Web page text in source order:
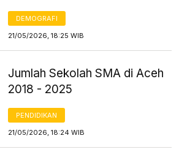
DEMOGRAFI
21/05/2026, 18:25 WIB
Jumlah Sekolah SMA di Aceh
2018 - 2025
PENDIDIKAN
21/05/2026, 18:24 WIB